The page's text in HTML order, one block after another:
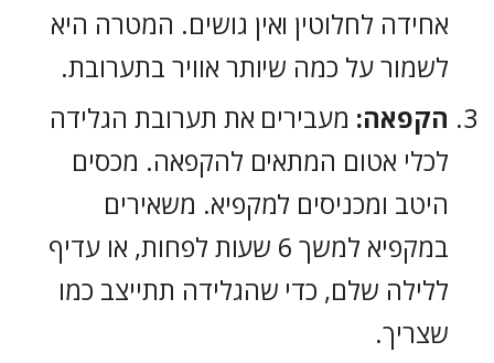
אחידה לחלוטין ואין גושים. המטרה היא
לשמור על כמה שיותר אוויר בתערובת.
הקפאה: מעבירים את תערובת הגלידה
לכלי אטום המתאים להקפאה. מכסים
היטב ומכניסים למקפיא. משאירים
במקפיא למשך 6 שעות לפחות, או עדיף
ללילה שלם, כדי שהגלידה תתייצב כמו
שצריך.